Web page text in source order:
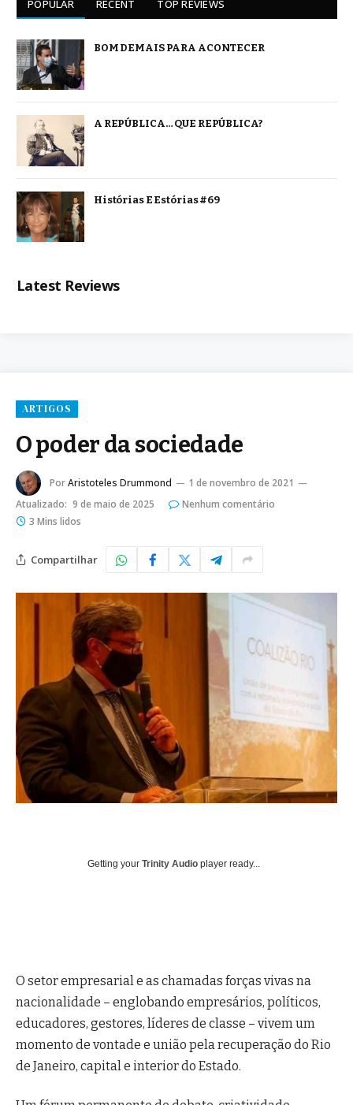
POPULAR RECENT TOP REVIEWS
BOM DEMAIS PARA ACONTECER
A REPÚBLICA… QUE REPÚBLICA?
Histórias E Estórias #69
Latest Reviews
ARTIGOS
O poder da sociedade
PorAristoteles Drummond
1 de novembro de 2021
Atualizado: 9 de maio de 2025
Nenhum comentário
3 Mins lidos
Compartilhar
Getting your Trinity Audio player ready...
O setor empresarial e as chamadas forças vivas na
nacionalidade – englobando empresários, políticos,
educadores, gestores, líderes de classe – vivem um
momento de vontade e união pela recuperação do Rio
de Janeiro, capital e interior do Estado.